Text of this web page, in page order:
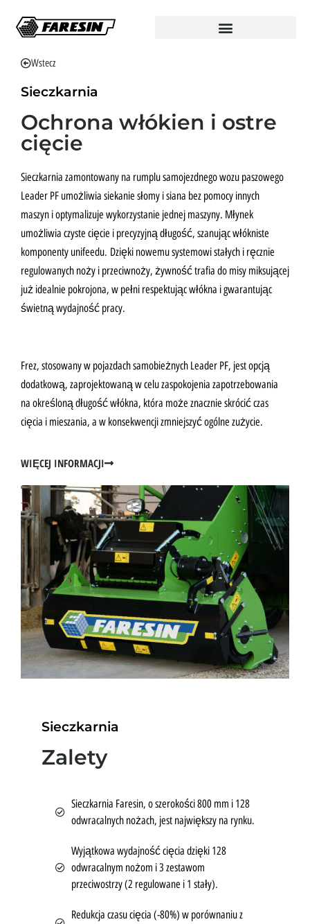
Wstecz
Sieczkarnia
Ochrona włókien i ostre
cięcie
Sieczkarnia zamontowany na rumplu samojezdnego wozu paszowego
Leader PF umożliwia siekanie słomy i siana bez pomocy innych
maszyn i optymalizuje wykorzystanie jednej maszyny. Młynek
umożliwia czyste cięcie i precyzyjną długość, szanując włókniste
komponenty unifeedu. Dzięki nowemu systemowi stałych i ręcznie
regulowanych noży i przeciwnoży, żywność trafia do misy miksującej
już idealnie pokrojona, w pełni respektując włókna i gwarantując
świetną wydajność pracy.
Frez, stosowany w pojazdach samobieżnych Leader PF, jest opcją
dodatkową, zaprojektowaną w celu zaspokojenia zapotrzebowania
na określoną długość włókna, która może znacznie skrócić czas
cięcia i mieszania, a w konsekwencji zmniejszyć ogólne zużycie.
WIĘCEJ INFORMACJI
Sieczkarnia
Zalety
Sieczkarnia Faresin, o szerokości 800 mm i 128
odwracalnych nożach, jest największy na rynku.
Wyjątkowa wydajność cięcia dzięki 128
odwracalnym nożom i 3 zestawom
przeciwostrzy (2 regulowane i 1 stały).
Redukcja czasu cięcia (-80%) w porównaniu z